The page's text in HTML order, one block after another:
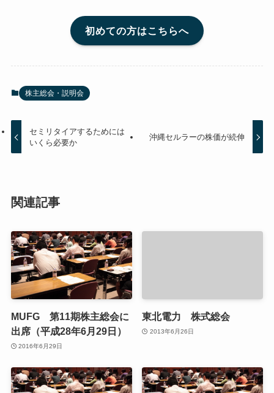
初めての方はこちらへ
株主総会・説明会
セミリタイアするためには
いくら必要か
沖縄セルラーの株価が続伸
関連記事
MUFG 第11期株主総会に
出席（平成28年6月29日）
2016年6月29日
東北電力 株式総会
2013年6月26日